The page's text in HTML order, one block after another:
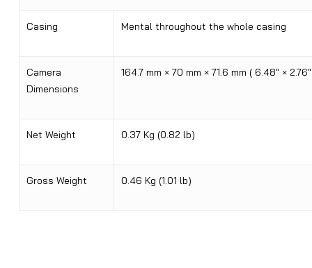
Casing Mental throughout the whole casing
Camera
Dimensions
164.7 mm × 70 mm × 71.6 mm ( 6.48″ ×
Net Weight 0.37 Kg (0.82 lb)
Gross Weight 0.46 Kg (1.01 lb)